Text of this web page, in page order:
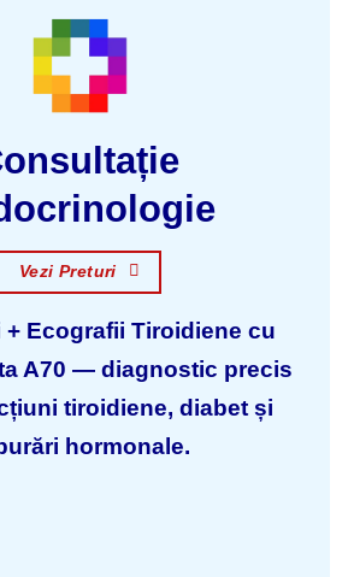
Vezi Preturi
Ecografii Tiroidiene cu
A70 — diagnostic precis
tiroidiene, diabet și
hormonale.